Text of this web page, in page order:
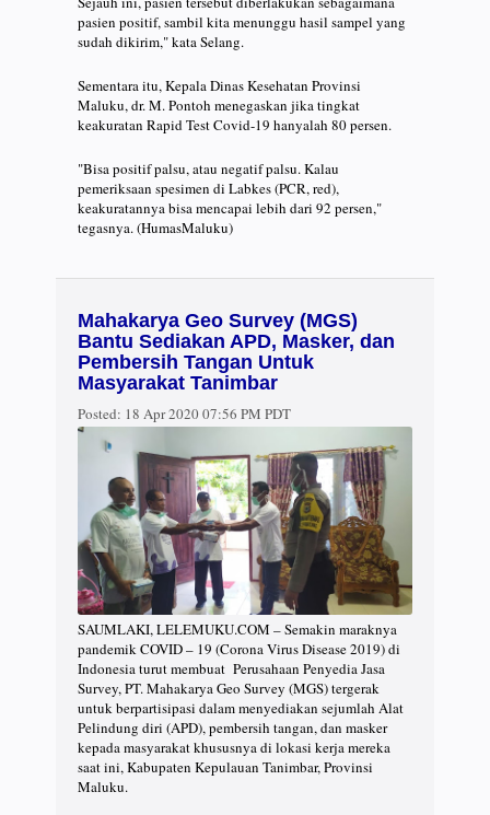
pasien positif, sambil kita menunggu hasil sampel yang
sudah dikirim," kata Selang.
Sementara itu, Kepala Dinas Kesehatan Provinsi
Maluku, dr. M. Pontoh menegaskan jika tingkat
keakuratan Rapid Test Covid-19 hanyalah 80 persen.
"Bisa positif palsu, atau negatif palsu. Kalau
pemeriksaan spesimen di Labkes (PCR, red),
keakuratannya bisa mencapai lebih dari 92 persen,"
tegasnya. (HumasMaluku)
Mahakarya Geo Survey (MGS)
Bantu Sediakan APD, Masker, dan
Pembersih Tangan Untuk
Masyarakat Tanimbar
Posted: 18 Apr 2020 07:56 PM PDT
SAUMLAKI, LELEMUKU.COM – Semakin maraknya
pandemik COVID – 19 (Corona Virus Disease 2019) di
Indonesia turut membuat Perusahaan Penyedia Jasa
Survey, PT. Mahakarya Geo Survey (MGS) tergerak
untuk berpartisipasi dalam menyediakan sejumlah Alat
Pelindung diri (APD), pembersih tangan, dan masker
kepada masyarakat khususnya di lokasi kerja mereka
saat ini, Kabupaten Kepulauan Tanimbar, Provinsi
Maluku.